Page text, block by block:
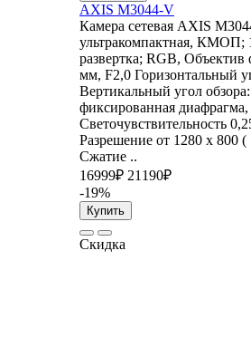
AXIS M3044-V
Камера сетевая AXIS
ультракомпактная, КМОП;
развертка; RGB,
мм, F2,0 Горизонтальный
Вертикальный угол
фиксированная диафрагма,
Светочувствительность
Разрешение от 1280 x 800
Сжатие ..
16999₽ 21190₽
-19%
Купить
Скидка